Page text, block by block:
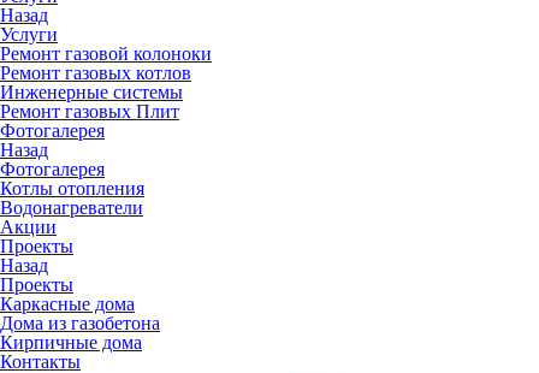
Назад
Услуги
Ремонт газовой колоноки
Ремонт газовых котлов
Инженерные системы
Ремонт газовых Плит
Фотогалерея
Назад
Фотогалерея
Котлы отопления
Водонагреватели
Акции
Проекты
Назад
Проекты
Каркасные дома
Дома из газобетона
Кирпичные дома
Контакты